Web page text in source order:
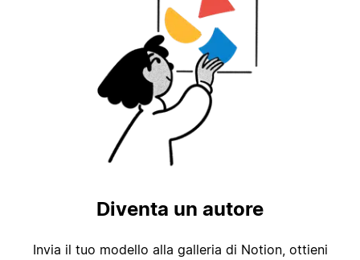
Diventa un autore
Invia il tuo modello alla galleria di Notion, ottieni